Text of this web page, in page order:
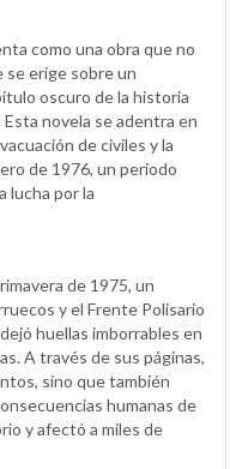
como una obra que no
se erige sobre un
oscuro de la historia
novela se adentra en
de civiles y la
de 1976, un periodo
lucha por la
de 1975, un
y el Frente Polisario
huellas imborrables en
A través de sus páginas,
sino que también
humanas de
y afectó a miles de